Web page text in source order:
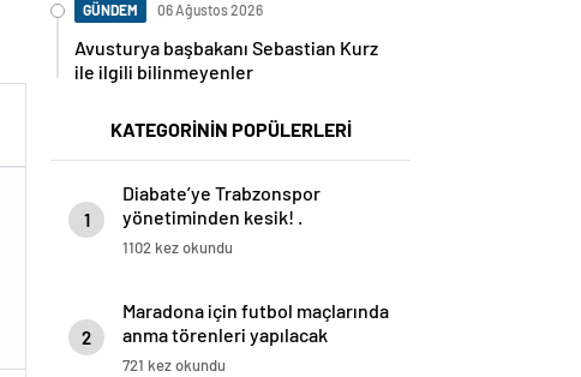
GÜNDEM 06 Ağustos 2026
Avusturya başbakanı Sebastian Kurz
ile ilgili bilinmeyenler
KATEGORİNİN POPÜLERLERİ
1
Diabate’ye Trabzonspor
yönetiminden kesik! .
1102 kez okundu
2
Maradona için futbol maçlarında
anma törenleri yapılacak
721 kez okundu